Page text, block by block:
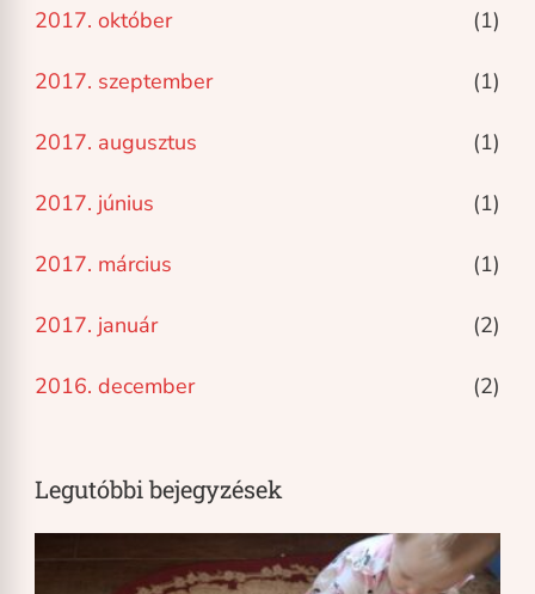
2017. október (1)
2017. szeptember (1)
2017. augusztus (1)
2017. június (1)
2017. március (1)
2017. január (2)
2016. december (2)
Legutóbbi bejegyzések